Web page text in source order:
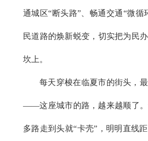
通城区“断头路”、畅通交通“微循
民道路的焕新蜕变，切实把为民
坎上。
每天穿梭在临夏市的街头，
——这座城市的路，越来越顺了。
多路走到头就“卡壳”，明明直线